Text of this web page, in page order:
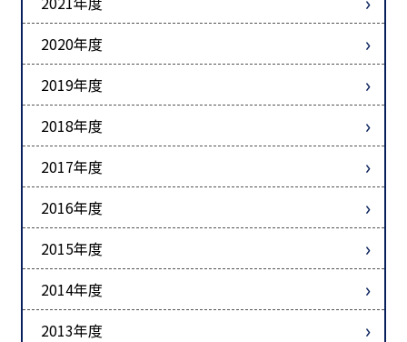
2020年度
2019年度
2018年度
2017年度
2016年度
2015年度
2014年度
2013年度